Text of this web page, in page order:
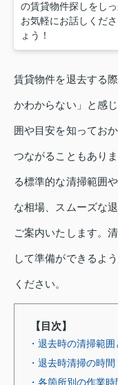
の賃貸物件探しをし
お気軽にお話しくだ
ょう！
賃貸物件を退去する
かわからない」と感
囲や目安を知ってお
つながることもあり
る標準的な清掃範囲
な相場、スムーズな
ご案内いたします。
して準備ができるよ
ください。
【目次】
・退去時の清掃範
・退去時清掃の時
・各箇所別の作業